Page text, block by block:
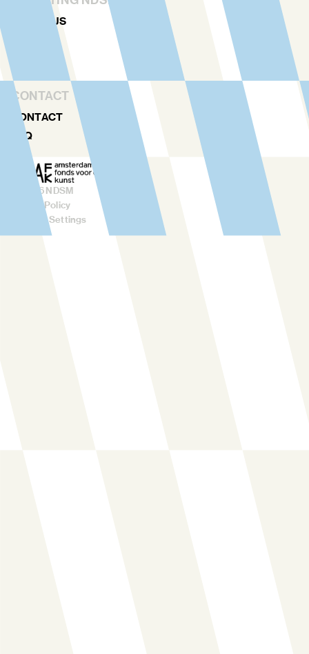
ABOUT US
CONTACT
CONTACT
FAQ
2026NDSM
Privacy Policy
Cookies Settings